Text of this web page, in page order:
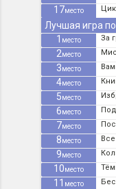
17место
Лучшая игра
1 место За
2место
3место
4место
5место
6место
7место
8место
9место
10место
11 место